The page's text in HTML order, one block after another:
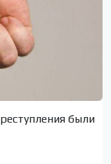
были